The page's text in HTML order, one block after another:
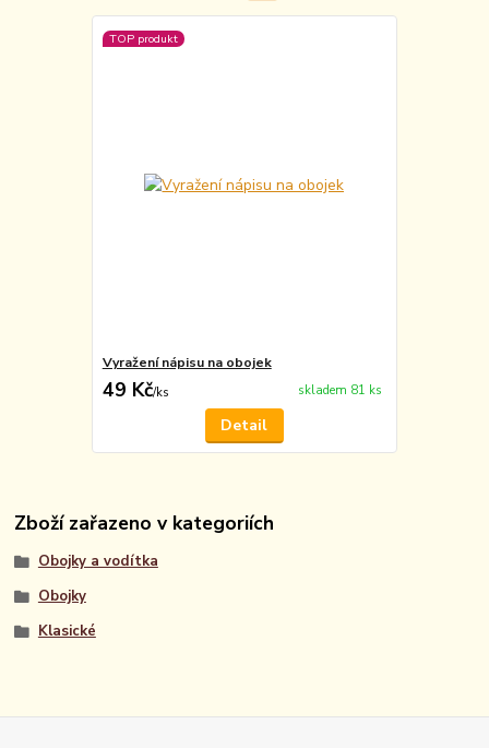
TOP produkt
Vyražení nápisu na obojek
49 Kč/ks skladem 81 ks
Detail
Zboží zařazeno v kategoriích
Obojky a vodítka
Obojky
Klasické